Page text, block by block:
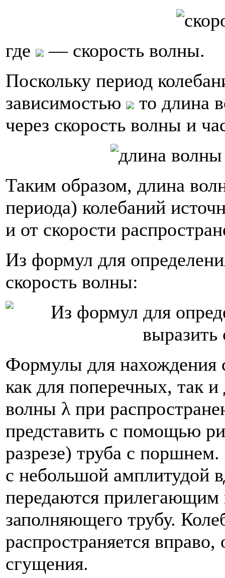
где
— скорость волны.
Поскольку период
зависимостью
то длина
через скорость волны и
Таким образом, длина
периода) колебаний
и от скорости
Из формул для
скорость волны:
Формулы для нахождения
как для поперечных, так
волны λ при
представить с помощью
разрезе) труба с
с небольшой амплитудой
передаются прилегающим
заполняющего трубу.
распространяется
сгущения.